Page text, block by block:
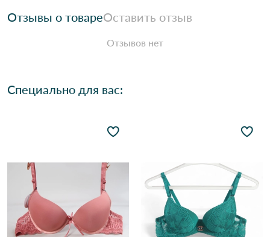
Отзывы о товареОставить отзыв
Отзывов нет
Специально для вас: